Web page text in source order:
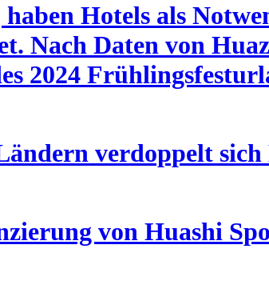
Hotels als
Nach Daten von
2024
verdoppelt
von Huashi